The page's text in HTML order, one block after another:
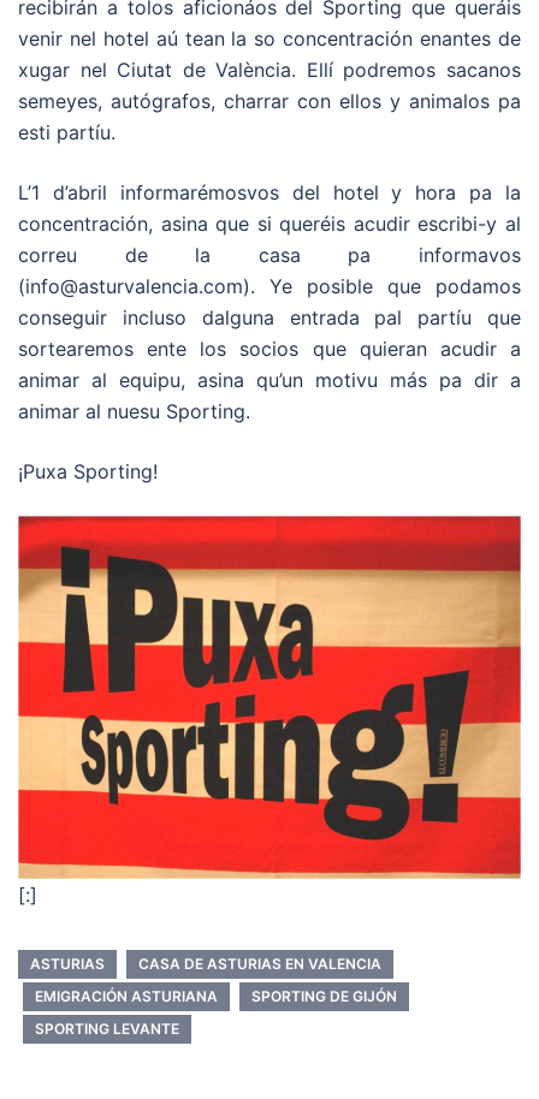
recibirán a tolos aficionáos del Sporting que queráis
venir nel hotel aú tean la so concentración enantes de
xugar nel Ciutat de València. Ellí podremos sacanos
semeyes, autógrafos, charrar con ellos y animalos pa
esti partíu.
L’1 d’abril informarémosvos del hotel y hora pa la
concentración, asina que si queréis acudir escribi-y al
correu de la casa pa informavos
(info@asturvalencia.com). Ye posible que podamos
conseguir incluso dalguna entrada pal partíu que
sortearemos ente los socios que quieran acudir a
animar al equipu, asina qu’un motivu más pa dir a
animar al nuesu Sporting.
¡Puxa Sporting!
[:]
ASTURIAS
CASA DE ASTURIAS EN VALENCIA
EMIGRACIÓN ASTURIANA
SPORTING DE GIJÓN
SPORTING LEVANTE